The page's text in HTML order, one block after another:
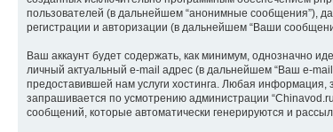
пользователей (в дальнейшем “анонимные сообщения”),
регистрации и авторизации (в дальнейшем “Ваши
Ваш аккаунт будет содержать, как минимум, однозначно
личный актуальный e-mail адрес (в дальнейшем “Ваш e-
предоставившей нам услуги хостинга. Любая
запрашивается по усмотрению администрации
сообщений, которые автоматически генерируются и